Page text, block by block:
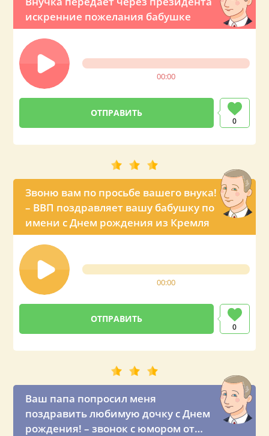
искренние пожелания бабушке
00:00
0
Звоню вам по просьбе вашего внука!
– ВВП поздравляет вашу бабушку по
имени с Днем рождения из Кремля
00:00
0
Ваш папа попросил меня
поздравить любимую дочку с Днем
рождения! – звонок с юмором от